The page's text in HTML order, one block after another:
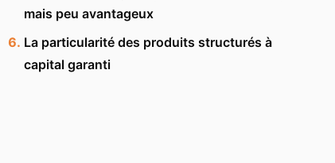
mais peu avantageux
La particularité des produits structurés à
capital garanti